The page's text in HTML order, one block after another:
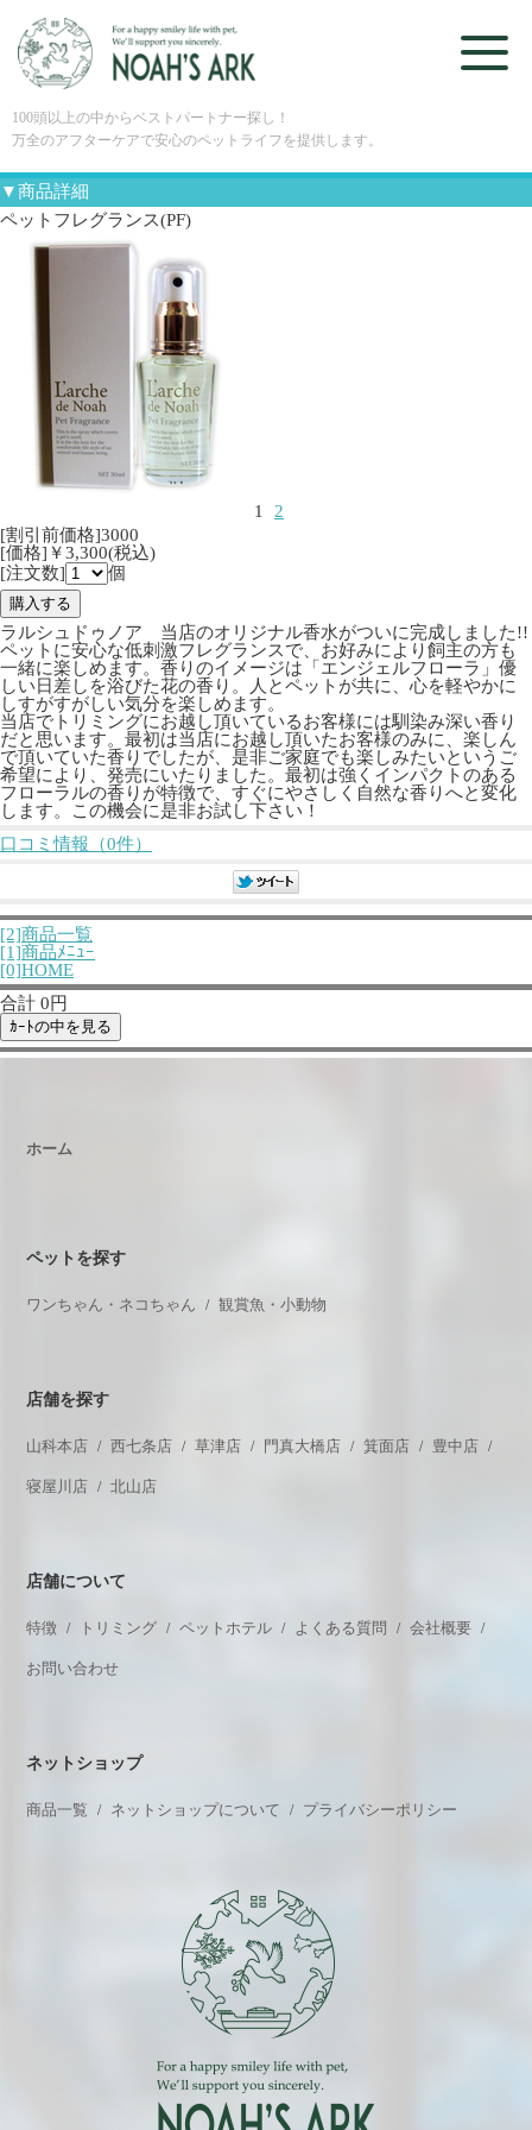
100頭以上の中からベストパートナー探し！
万全のアフターケアで安心のペットライフを提供します。
▼商品詳細
ペットフレグランス(PF)
1
2
[割引前価格]3000
[価格]￥3,300(税込)
[注文数]
個
ラルシュドゥノア 当店のオリジナル香水がついに完成しました!!
ペットに安心な低刺激フレグランスで、お好みにより飼主の方も
一緒に楽しめます。香りのイメージは「エンジェルフローラ」優
しい日差しを浴びた花の香り。人とペットが共に、心を軽やかに
しすがすがしい気分を楽しめます。
当店でトリミングにお越し頂いているお客様には馴染み深い香り
だと思います。最初は当店にお越し頂いたお客様のみに、楽しん
で頂いていた香りでしたが、是非ご家庭でも楽しみたいというご
希望により、発売にいたりました。最初は強くインパクトのある
フローラルの香りが特徴で、すぐにやさしく自然な香りへと変化
します。この機会に是非お試し下さい！
口コミ情報（0件）
[2]商品一覧
[1]商品ﾒﾆｭｰ
[0]HOME
合計 0円
ホーム
ペットを探す
ワンちゃん・ネコちゃん 観賞魚・小動物
店舗を探す
山科本店 西七条店 草津店 門真大橋店 箕面店 豊中店
寝屋川店 北山店
店舗について
特徴 トリミング ペットホテル よくある質問 会社概要
お問い合わせ
ネットショップ
商品一覧 ネットショップについて プライバシーポリシー